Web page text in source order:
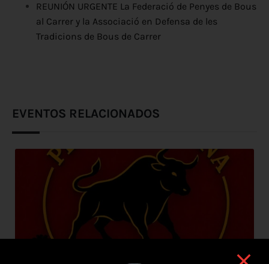
REUNIÓN URGENTE La Federació de Penyes de Bous
al Carrer y la Associació en Defensa de les
Tradicions de Bous de Carrer
EVENTOS RELACIONADOS